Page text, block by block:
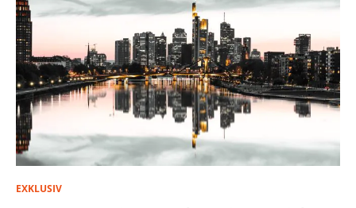
EXKLUSIV